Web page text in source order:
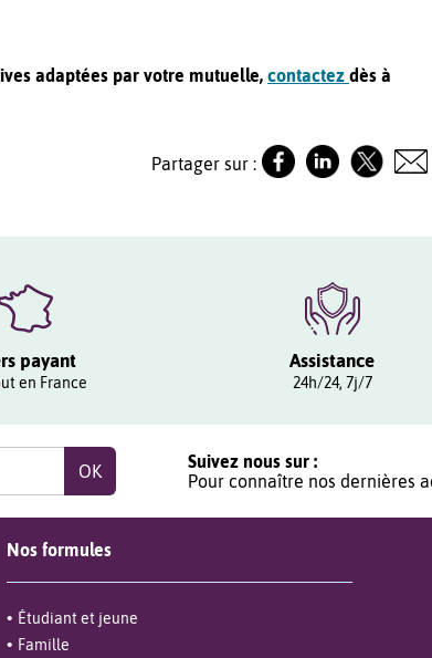
adaptées par votre mutuelle, contactez dès à
Partager sur :
payant
en France
Assistance
24h/24, 7j/7
Suivez nous sur :
Pour connaître nos dernières
Nos formules
Étudiant et jeune
Famille